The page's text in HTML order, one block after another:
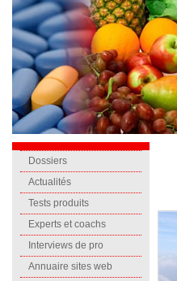
Dossiers
Actualités
Tests produits
Experts et coachs
Interviews de pro
Annuaire sites web